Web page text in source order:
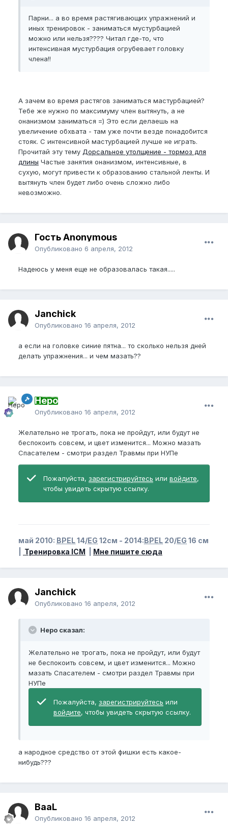
Парни... а во время растягивающих упражнений и
иных тренировок - заниматься мустурбацией
можно или нельзя???? Читал где-то, что
интенсивная мустурбация огрубевает головку
члена!!
А зачем во время растягов заниматься мастурбацией?
Тебе же нужно по максимуму член вытянуть, а не
онанизмом заниматься =) Это если делаешь на
увеличение обхвата - там уже почти везде понадобится
стояк. С интенсивной мастурбацией лучше не играть.
Прочитай эту тему Дорсальное утолщение - тормоз для
длины Частые занятия онанизмом, интенсивные, в
сухую, могут привести к образованию стальной ленты. И
вытянуть член будет либо очень сложно либо
невозможно.
Гость Anonymous
Опубликовано 6 апреля, 2012
Надеюсь у меня еще не образовалась такая.....
Janchick
Опубликовано 16 апреля, 2012
а если на головке синие пятна... то сколько нельзя дней
делать упражнения... и чем мазать??
Неро
Опубликовано 16 апреля, 2012
Желательно не трогать, пока не пройдут, или будут не
беспокоить совсем, и цвет изменится... Можно мазать
Спасателем - смотри раздел Травмы при НУПе
Пожалуйста, зарегистрируйтесь или войдите,
чтобы увидеть скрытую ссылку.
май 2010: BPEL14/EG 12см - 2014:BPEL 20/EG 16 см
Тренировка ICM Мне пишите сюда
Janchick
Опубликовано 16 апреля, 2012
Неро сказал:
Желательно не трогать, пока не пройдут, или будут
не беспокоить совсем, и цвет изменится... Можно
мазать Спасателем - смотри раздел Травмы при
НУПе
Пожалуйста, зарегистрируйтесь или
войдите, чтобы увидеть скрытую ссылку.
а народное средство от этой фишки есть какое-
нибудь???
BaaL
Опубликовано 16 апреля, 2012